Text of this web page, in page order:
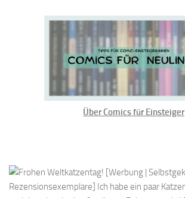
Über Comics für Einsteiger